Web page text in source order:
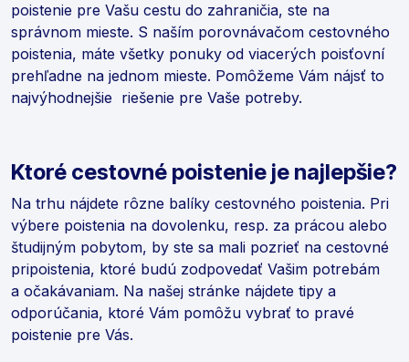
poistenie pre Vašu cestu do zahraničia, ste na
správnom mieste. S naším porovnávačom cestovného
poistenia, máte všetky ponuky od viacerých poisťovní
prehľadne na jednom mieste. Pomôžeme Vám nájsť to
najvýhodnejšie riešenie pre Vaše potreby.
Ktoré cestovné poistenie je najlepšie?
Na trhu nájdete rôzne balíky cestovného poistenia. Pri
výbere poistenia na dovolenku, resp. za prácou alebo
študijným pobytom, by ste sa mali pozrieť na cestovné
pripoistenia, ktoré budú zodpovedať Vašim potrebám
a očakávaniam. Na našej stránke nájdete tipy a
odporúčania, ktoré Vám pomôžu vybrať to pravé
poistenie pre Vás.